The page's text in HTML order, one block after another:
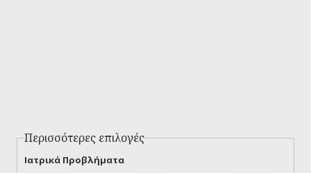
Περισσότερες επιλογές
Ιατρικά Προβλήματα